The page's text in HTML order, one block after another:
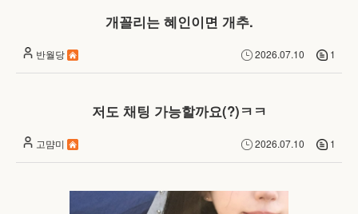
개꼴리는 혜인이면 개추.
반월당 2026.07.10 1
저도 채팅 가능할까요(?)ㅋㅋ
고먐미 2026.07.10 1